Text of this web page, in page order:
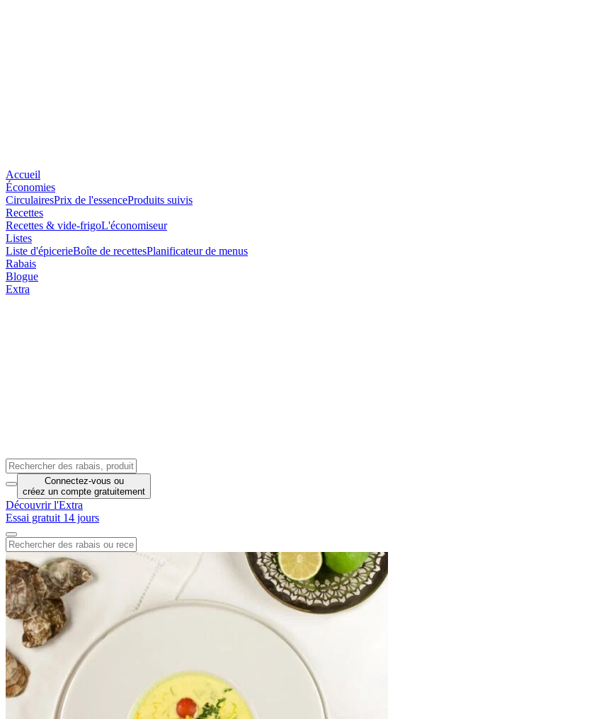
Accueil
Économies
CirculairesPrix de l'essenceProduits suivis
Recettes
Recettes & vide-frigoL'économiseur
Listes
Liste d'épicerieBoîte de recettesPlanificateur de menus
Rabais
Blogue
Extra
Connectez-vous ou
créez un compte gratuitement
Découvrir l'Extra
Essai gratuit 14 jours